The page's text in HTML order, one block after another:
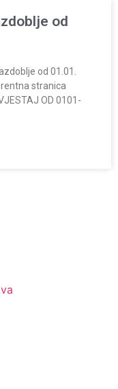
od
od 01.01.
stranica
OD 0101-